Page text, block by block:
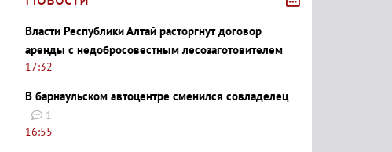
Власти Республики Алтай расторгнут договор
аренды с недобросовестным лесозаготовителем
17:32
В барнаульском автоцентре сменился совладелец
1
16:55